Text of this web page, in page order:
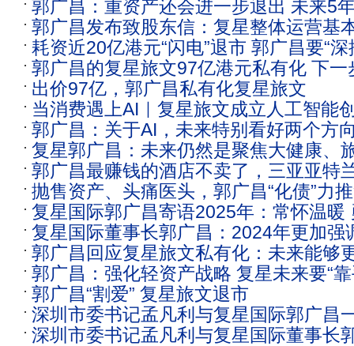
产业运营利润翻番
郭广昌：重资产还会进一步退出 未来5
100亿左右的产业运营利润
郭广昌发布致股东信：复星整体运营基
核心产业依然健康发展
耗资近20亿港元“闪电”退市 郭广昌要“深
郭广昌的复星旅文97亿港元私有化 下一
产”
出价97亿，郭广昌私有化复星旅文
当消费遇上AI｜复星旅文成立人工智能
昌看好AI应用这两个方向
郭广昌：关于AI，未来特别看好两个方
复星郭广昌：未来仍然是聚焦大健康、
优势产业“深挖矿”
郭广昌最赚钱的酒店不卖了，三亚亚特
REIT上市，房价曾高达28.8万/晚
抛售资产、头痛医头，郭广昌“化债”力
化
复星国际郭广昌寄语2025年：常怀温暖
复星国际董事长郭广昌：2024年更加强
聚焦主业谋求发展
郭广昌回应复星旅文私有化：未来能够
快发展
郭广昌：强化轻资产战略 复星未来要“
郭广昌“割爱” 复星旅文退市
深圳市委书记孟凡利与复星国际郭广昌
深圳市委书记孟凡利与复星国际董事长